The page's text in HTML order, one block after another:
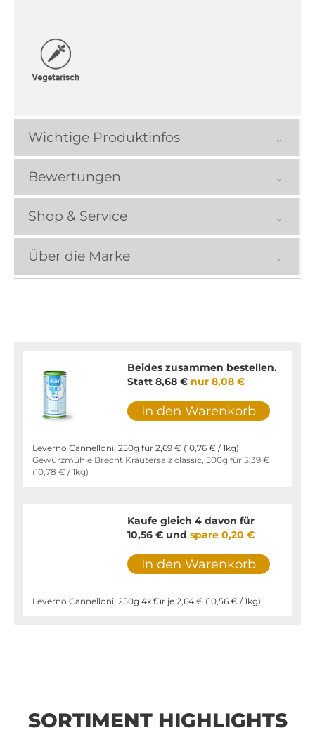
Wichtige Produktinfos
Bewertungen
Shop & Service
Über die Marke
Beides zusammen bestellen.
Statt8,68 € nur 8,08 €
In den Warenkorb
Leverno Cannelloni, 250g für 2,69 € (10,76 € / 1kg)
Gewürzmühle Brecht Kräutersalz classic, 500g für 5,39 €
(10,78 € / 1kg)
Kaufe gleich 4 davon für
10,56 €und spare 0,20 €
In den Warenkorb
Leverno Cannelloni, 250g 4x für je 2,64 € (10,56 € / 1kg)
SORTIMENT HIGHLIGHTS